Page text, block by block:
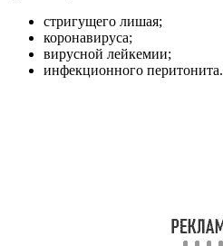
стригущего лишая;
коронавируса;
вирусной лейкемии;
инфекционного перитонита.